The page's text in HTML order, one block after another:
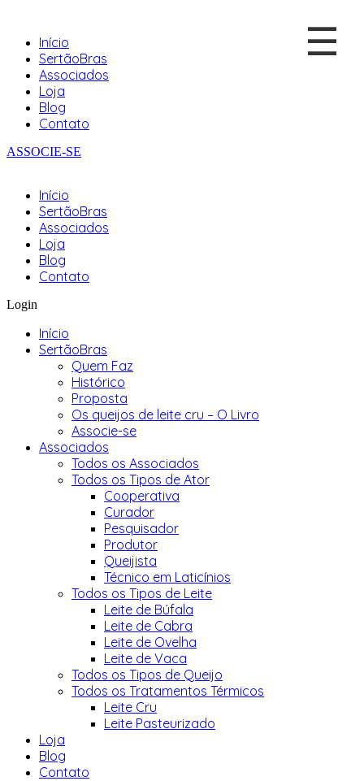
Início
SertãoBras
Associados
Loja
Blog
Contato
ASSOCIE-SE
Início
SertãoBras
Associados
Loja
Blog
Contato
☰
Login
Início
SertãoBras
Quem Faz
Histórico
Proposta
Os queijos de leite cru – O Livro
Associe-se
Associados
Todos os Associados
Todos os Tipos de Ator
Cooperativa
Curador
Pesquisador
Produtor
Queijista
Técnico em Laticínios
Todos os Tipos de Leite
Leite de Búfala
Leite de Cabra
Leite de Ovelha
Leite de Vaca
Todos os Tipos de Queijo
Todos os Tratamentos Térmicos
Leite Cru
Leite Pasteurizado
Loja
Blog
Contato